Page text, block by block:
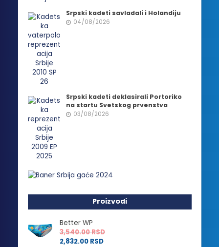
Srpski kadeti savladali i Holandiju
04/08/2026
Srpski kadeti deklasirali Portoriko
na startu Svetskog prvenstva
03/08/2026
Proizvodi
Better WP
3,540.00RSD
2,832.00 RSD